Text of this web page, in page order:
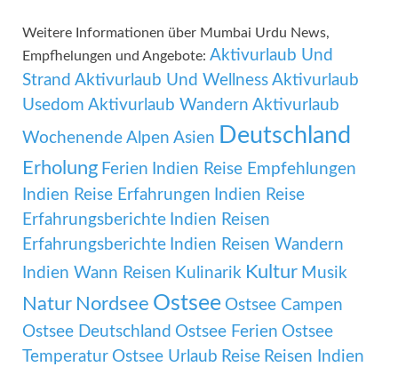
Weitere Informationen über Mumbai Urdu News,
Empfhelungen und Angebote: Aktivurlaub Und
Strand Aktivurlaub Und Wellness Aktivurlaub
Usedom Aktivurlaub Wandern Aktivurlaub
Wochenende Alpen Asien Deutschland
Erholung Ferien Indien Reise Empfehlungen
Indien Reise Erfahrungen Indien Reise
Erfahrungsberichte Indien Reisen
Erfahrungsberichte Indien Reisen Wandern
Indien Wann Reisen Kulinarik Kultur Musik
Natur Nordsee Ostsee Ostsee Campen
Ostsee Deutschland Ostsee Ferien Ostsee
Temperatur Ostsee Urlaub Reise Reisen Indien